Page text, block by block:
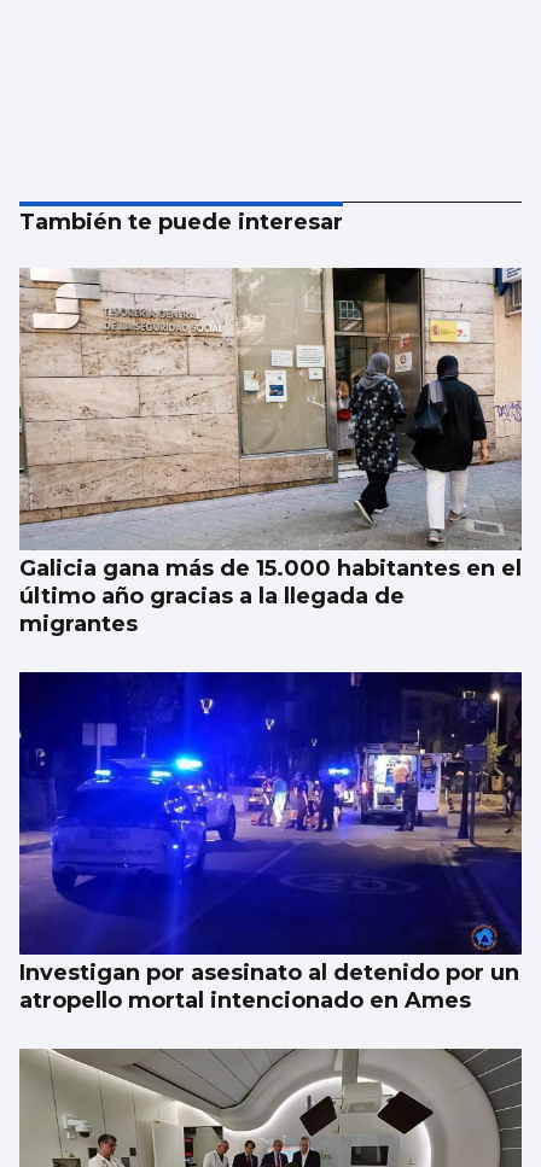
También te puede interesar
Galicia gana más de 15.000 habitantes en el
último año gracias a la llegada de
migrantes
Investigan por asesinato al detenido por un
atropello mortal intencionado en Ames